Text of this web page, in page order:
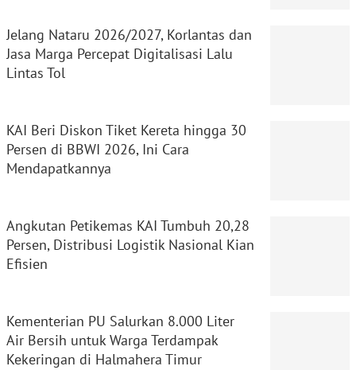
Jelang Nataru 2026/2027, Korlantas dan
Jasa Marga Percepat Digitalisasi Lalu
Lintas Tol
KAI Beri Diskon Tiket Kereta hingga 30
Persen di BBWI 2026, Ini Cara
Mendapatkannya
Angkutan Petikemas KAI Tumbuh 20,28
Persen, Distribusi Logistik Nasional Kian
Efisien
Kementerian PU Salurkan 8.000 Liter
Air Bersih untuk Warga Terdampak
Kekeringan di Halmahera Timur